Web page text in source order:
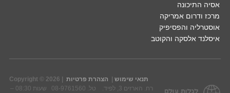
אסיה התיכונה
מרכז ודרום אמריקה
אוסטרליה והפסיפיק
איסלנד אלסקה והקוטב
Copyright © 2026 | תנאי שימוש
הצהרת פרטיות
רח. הארזים 3, לפיד. טל. 08-9761560 שעות 08:30 –